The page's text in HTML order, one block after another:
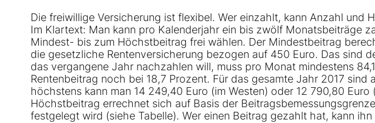
Die freiwillige Versicherung ist flexibel. Wer einzahlt, kann Anzahl und
Im Klartext: Man kann pro Kalenderjahr ein bis zwölf Monatsbeiträge
Mindest- bis zum Höchstbeitrag frei wählen. Der Mindestbeitrag
die gesetzliche Rentenversicherung bezogen auf 450 Euro. Das sind
das vergangene Jahr nachzahlen will, muss pro Monat mindestens
Rentenbeitrag noch bei 18,7 Prozent. Für das gesamte Jahr 2017 sind
höchstens kann man 14 249,40 Euro (im Westen) oder 12 790,80 Euro
Höchstbeitrag errechnet sich auf Basis der
festgelegt wird (siehe Tabelle). Wer einen Beitrag gezahlt hat, kann